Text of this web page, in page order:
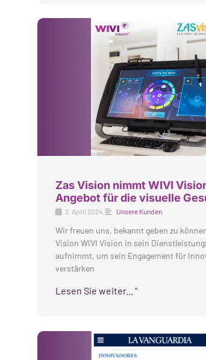
Zas Vision nimmt WIVI
Angebot für die visuelle
3. April 2024 Unsere Kunden
Wir freuen uns, bekannt geben zu
Vision WIVI Vision in sein
aufnimmt, um sein Engagement für
verstärken
Lesen Sie weiter... "